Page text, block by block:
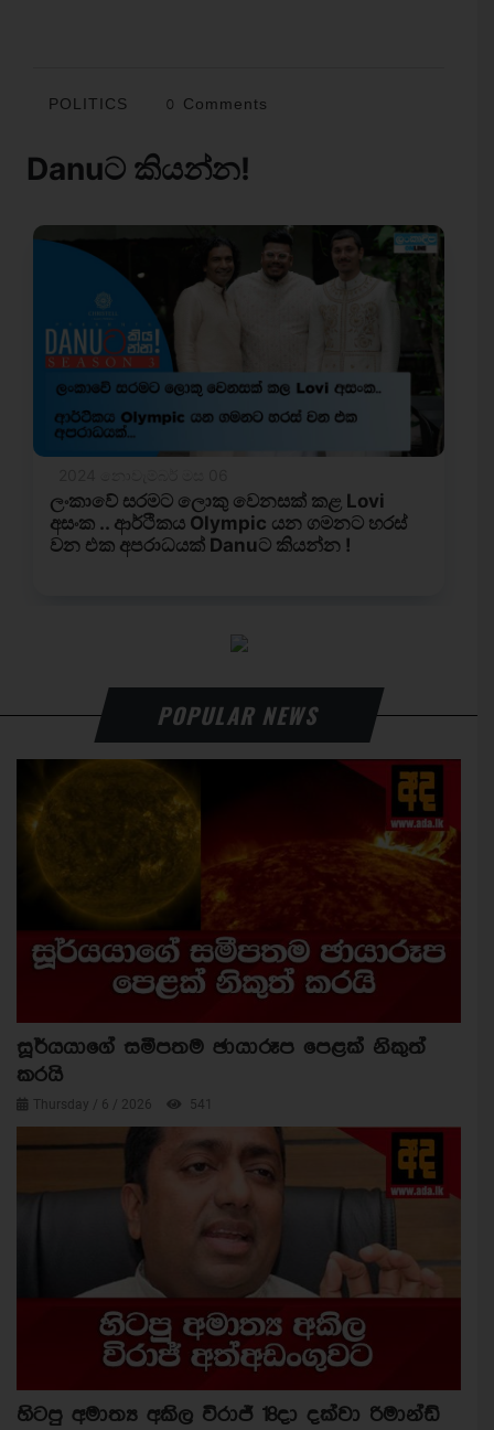
POLITICS 0 Comments
POPULAR NEWS
සූර්යයාගේ සමීපතම ඡායාරූප පෙළක් නිකුත්
කරයි
Thursday / 6 / 2026 541
හිටපු අමාත්‍ය අකිල විරාජ් 18දා දක්වා රිමාන්ඩ්